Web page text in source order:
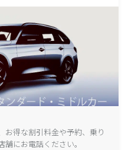
お得な割引料金や予約、乗り
にお電話ください。